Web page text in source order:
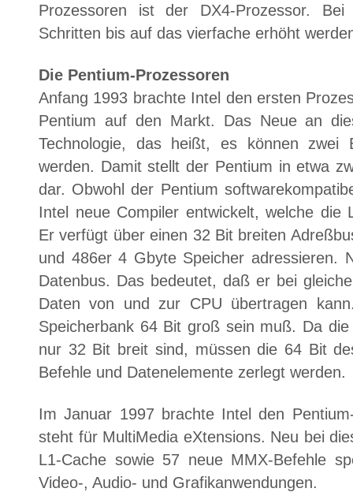
Prozessoren ist der DX4-Prozessor.
Schritten bis auf das vierfache erhöht
Die Pentium-Prozessoren
Anfang 1993 brachte Intel den ersten
Pentium auf den Markt. Das Neue an
Technologie, das heißt, es können zwei
werden. Damit stellt der Pentium in etwa
dar. Obwohl der Pentium
Intel neue Compiler entwickelt, welche die
Er verfügt über einen 32 Bit breiten
und 486er 4 Gbyte Speicher adressieren.
Datenbus. Das bedeutet, daß er bei
Daten von und zur CPU übertragen
Speicherbank 64 Bit groß sein muß. Da
nur 32 Bit breit sind, müssen die 64 Bit
Befehle und Datenelemente zerlegt werden.
Im Januar 1997 brachte Intel den
steht für MultiMedia eXtensions. Neu bei
L1-Cache sowie 57 neue MMX-Befehle
Video-, Audio- und Grafikanwendungen.